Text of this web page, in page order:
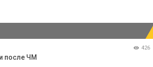
426
после ЧМ